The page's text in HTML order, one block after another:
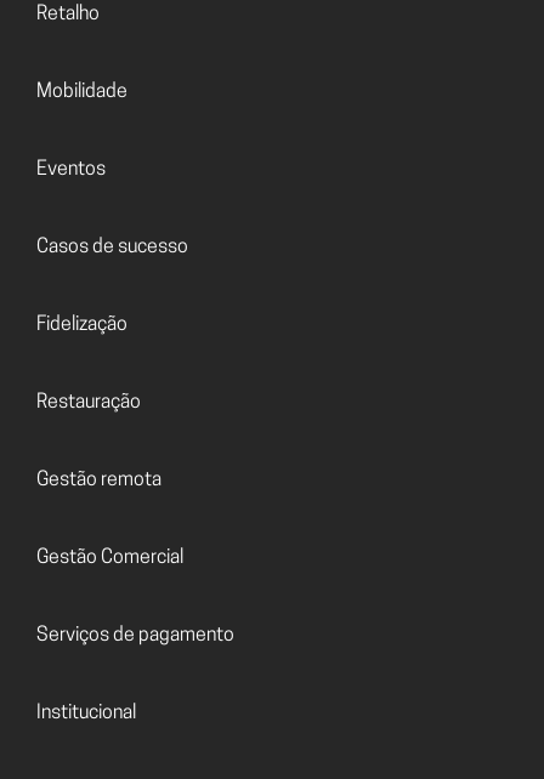
Retalho
Mobilidade
Eventos
Casos de sucesso
Fidelização
Restauração
Gestão remota
Gestão Comercial
Serviços de pagamento
Institucional